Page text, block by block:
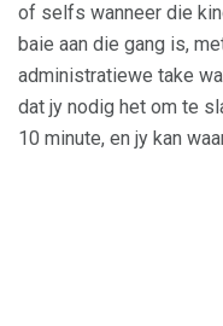
of selfs wanneer die
baie aan die gang is,
administratiewe take
dat jy nodig het om te
10 minute, en jy kan